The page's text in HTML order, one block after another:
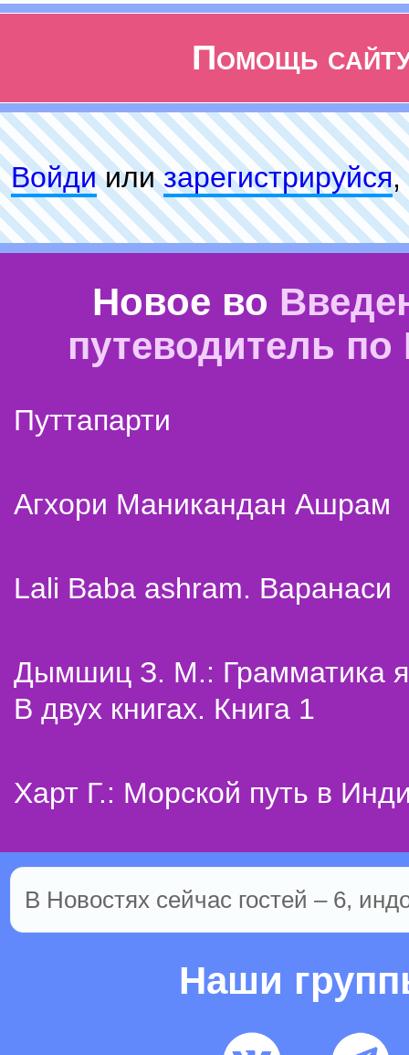
Помощь
Войдиилизарeгиcтpируйся,
Новое во
путеводитель
Путтапарти
Агхори Маникандан Ашрам
Lali Baba ashram. Варанаси
Дымшиц З. М.: Грамматика
В двух книгах. Книга 1
Харт Г.: Морской путь в
В Новостях сейчас гостей – 6,
Наши